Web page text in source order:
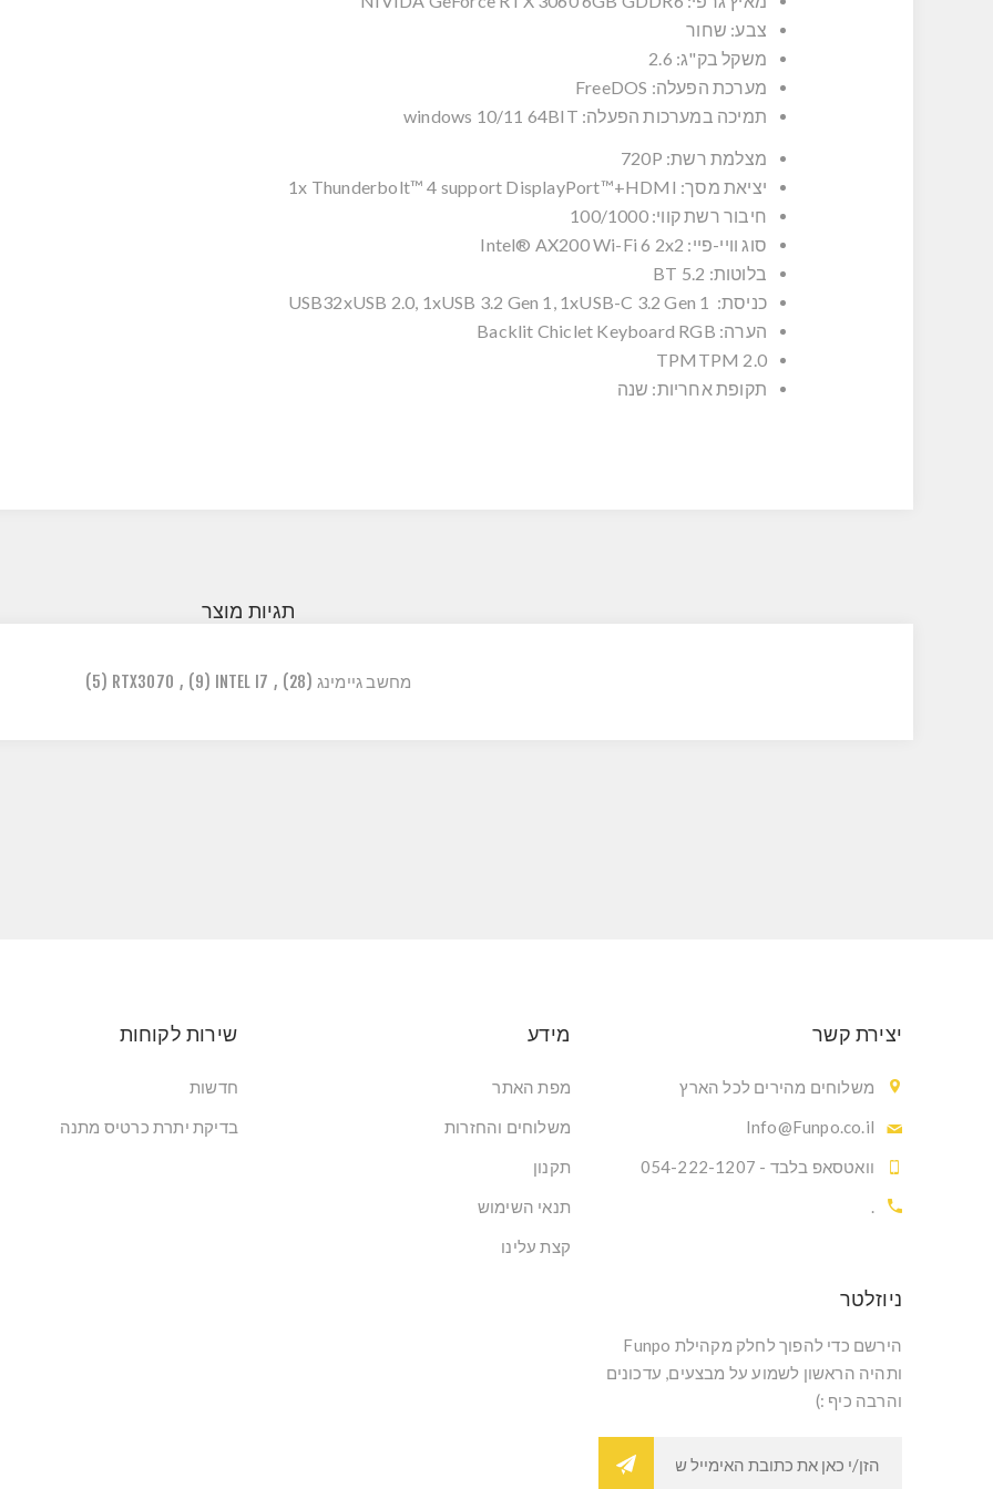
צבע: שחור
משקל בק"ג: 2.6
מערכת הפעלה: FreeDOS
תמיכה במערכות הפעלה: windows 10/11 64BIT
מצלמת רשת: 720P
יציאת מסך: 1x Thunderbolt™ 4 support DisplayPort™+HDMI
חיבור רשת קווי:100/1000
סוג וויי-פיי: Intel® AX200 Wi-Fi 6 2x2
בלוטות: BT 5.2
כניסת: USB3 2xUSB 2.0, 1xUSB 3.2 Gen 1, 1xUSB-C 3.2 Gen 1
הערה: Backlit Chiclet Keyboard RGB
TPM TPM 2.0
תקופת אחריות: שנה
תגיות מוצר
מחשב גיימינג (28)
,
INTEL I7
(9)
,
RTX3070
(5)
יצירת קשר
משלוחים מהירים לכל הארץ
Info@Funpo.co.il
וואטסאפ בלבד - 054-222-1207
.
מידע
מפת האתר
משלוחים והחזרות
תקנון
תנאי השימוש
קצת עלינו
שירות לקוחות
חדשות
בדיקת יתרת כרטיס מתנה
ניוזלטר
הירשם כדי להפוך לחלק מקהילת Funpo
ותהיה הראשון לשמוע על מבצעים, עדכונים
והרבה כיף :)